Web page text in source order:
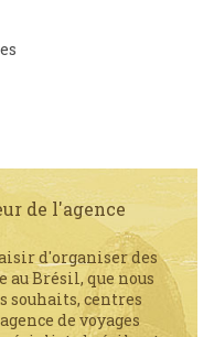
de l'agence
d'organiser des
au Brésil, que nous
souhaits, centres
de voyages